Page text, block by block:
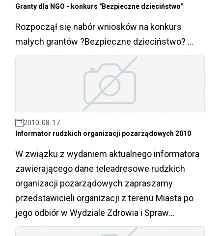
Granty dla NGO - konkurs "Bezpieczne dzieciństwo"
Rozpoczął się nabór wniosków na konkurs
małych grantów ?Bezpieczne dzieciństwo? ...
2010-08-17
Informator rudzkich organizacji pozarządowych 2010
W związku z wydaniem aktualnego informatora
zawierającego dane teleadresowe rudzkich
organizacji pozarządowych zapraszamy
przedstawicieli organizacji z terenu Miasta po
jego odbiór w Wydziale Zdrowia i Spraw
Społecznych/ Referat Spraw Społecznych,